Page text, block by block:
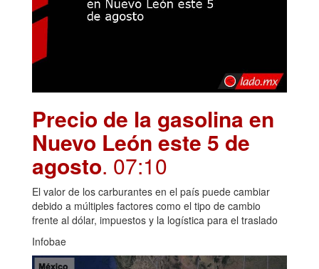
Precio de la gasolina en
Nuevo León este 5 de
agosto. 07:10
El valor de los carburantes en el país puede cambiar
debido a múltiples factores como el tipo de cambio
frente al dólar, impuestos y la logística para el traslado
Infobae